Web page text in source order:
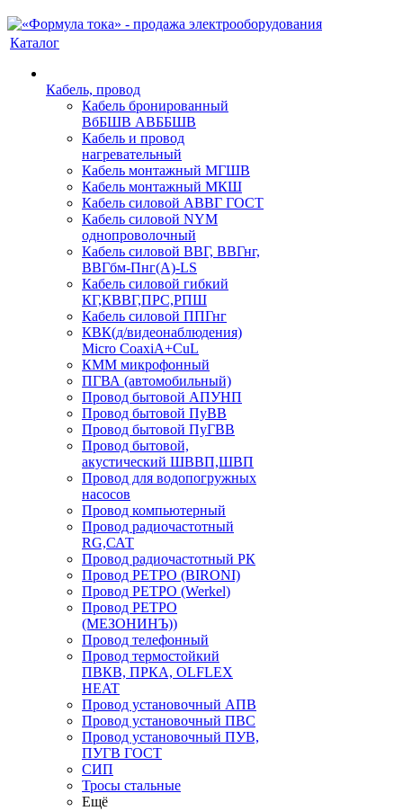
Каталог
Кабель, провод
Кабель бронированный
ВбБШВ АВББШВ
Кабель и провод
нагревательный
Кабель монтажный МГШВ
Кабель монтажный МКШ
Кабель силовой АВВГ ГОСТ
Кабель силовой NYM
однопроволочный
Кабель силовой ВВГ, ВВГнг,
ВВГбм-Пнг(А)-LS
Кабель силовой гибкий
КГ,КВВГ,ПРС,РПШ
Кабель силовой ППГнг
КВК(д/видеонаблюдения)
Micro CoaxiA+CuL
КММ микрофонный
ПГВА (автомобильный)
Провод бытовой АПУНП
Провод бытовой ПуВВ
Провод бытовой ПуГВВ
Провод бытовой,
акустический ШВВП,ШВП
Провод для водопогружных
насосов
Провод компьютерный
Провод радиочастотный
RG,САТ
Провод радиочастотный РК
Провод РЕТРО (BIRONI)
Провод РЕТРО (Werkel)
Провод РЕТРО
(МЕЗОНИНЪ))
Провод телефонный
Провод термостойкий
ПВКВ, ПРКА, OLFLEX
HEAT
Провод установочный АПВ
Провод установочный ПВС
Провод установочный ПУВ,
ПУГВ ГОСТ
СИП
Тросы стальные
Ещё